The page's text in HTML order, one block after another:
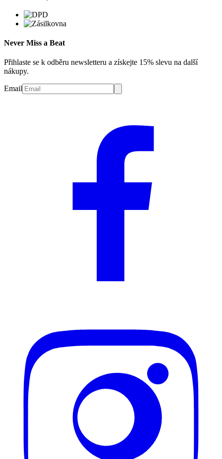
Never Miss a Beat
Přihlaste se k odběru newsletteru a získejte 15% slevu na další
nákupy.
Email